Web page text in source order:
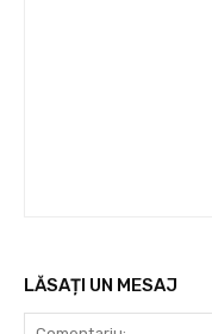
LĂSAȚI UN MESAJ